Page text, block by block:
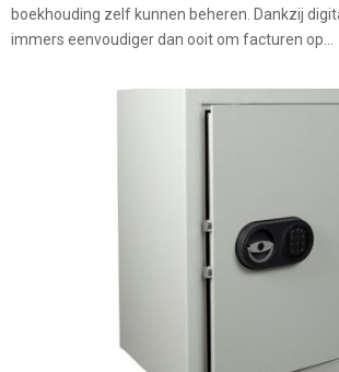
boekhouding zelf kunnen beheren. Dankzij
immers eenvoudiger dan ooit om facturen op...